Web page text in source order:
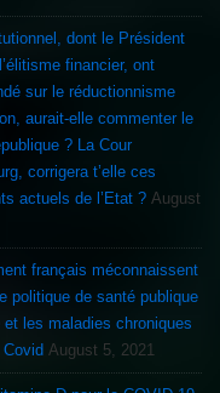
dont le Président
financier, ont
sur le réductionnisme
aurait-elle commenter le
? La Cour
corrigera t’elle ces
actuels de l’Etat ? August
français méconnaissent
politique de santé publique
les maladies chroniques
Covid August 5, 2021